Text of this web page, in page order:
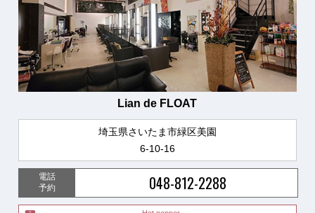
Lian de FLOAT
埼玉県さいたま市緑区美園
6-10-16
電話
予約
048-812-2288